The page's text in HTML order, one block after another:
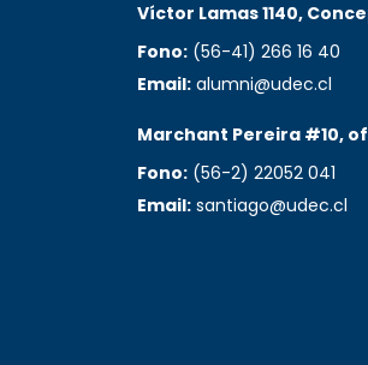
Víctor Lamas 1140,
Fono: (56-41) 266 16 40
Email: alumni@udec.cl
Marchant Pereira #10,
Fono: (56-2) 22052 041
Email: santiago@udec.cl